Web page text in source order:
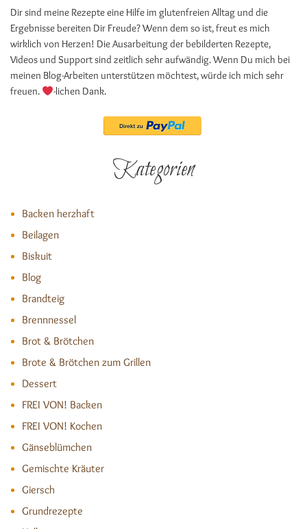
Dir sind meine Rezepte eine Hilfe im glutenfreien Alltag und die
Ergebnisse bereiten Dir Freude? Wenn dem so ist, freut es mich
wirklich von Herzen! Die Ausarbeitung der bebilderten Rezepte,
Videos und Support sind zeitlich sehr aufwändig. Wenn Du mich bei
meinen Blog-Arbeiten unterstützen möchtest, würde ich mich sehr
freuen.
-lichen Dank.
Kategorien
Backen herzhaft
Beilagen
Biskuit
Blog
Brandteig
Brennnessel
Brot & Brötchen
Brote & Brötchen zum Grillen
Dessert
FREI VON! Backen
FREI VON! Kochen
Gänseblümchen
Gemischte Kräuter
Giersch
Grundrezepte